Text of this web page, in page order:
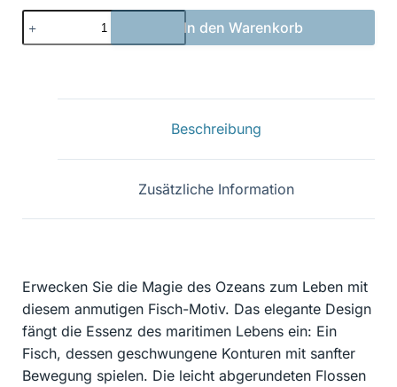
06
In den Warenkorb
Beschreibung
Zusätzliche Information
Erwecken Sie die Magie des Ozeans zum Leben mit
diesem anmutigen Fisch-Motiv. Das elegante Design
fängt die Essenz des maritimen Lebens ein: Ein
Fisch, dessen geschwungene Konturen mit sanfter
Bewegung spielen. Die leicht abgerundeten Flossen